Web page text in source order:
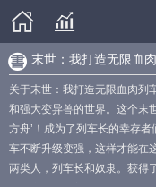
末世：我打造无限血
关于末世：我打造无限血肉列
和强大变异兽的世界。这个末
方舟’！成为了列车长的幸存
车不断升级变强，这样才能在
两类人，列车长和奴隶。获得